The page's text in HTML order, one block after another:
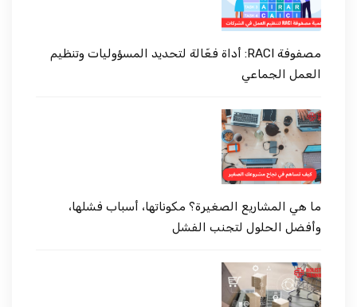
مصفوفة RACI: أداة فعّالة لتحديد المسؤوليات وتنظيم
العمل الجماعي
ما هي المشاريع الصغيرة؟ مكوناتها، أسباب فشلها،
وأفضل الحلول لتجنب الفشل